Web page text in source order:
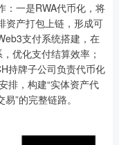
一是RWA代币化，将
资产打包上链，形成可
支付系统搭建，在
优化支付结算效率；
持牌子公司负责代币化
排，构建“实体资产代
”的完整链路。